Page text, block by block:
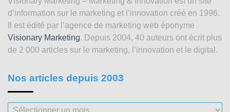
d’information sur le marketing et l’innovation créé en 1996.
Il est édité par l’agence de marketing web éponyme
Visionary Marketing. Depuis 2004, 40 auteurs ont écrit plus
de 2 000 articles sur le marketing, l’innovation et le digital.
Nos articles depuis 2003
Nos